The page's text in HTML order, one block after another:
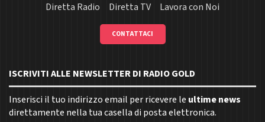
Diretta Radio
Diretta TV Lavora con Noi
CONTATTACI
ISCRIVITI ALLE NEWSLETTER DI RADIO GOLD
Inserisci il tuo indirizzo email per ricevere le ultime news
direttamente nella tua casella di posta elettronica.